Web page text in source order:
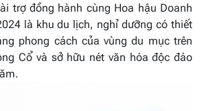
trợ đồng hành cùng Hoa hậu Doanh
là khu du lịch, nghỉ dưỡng có thiết
phong cách của vùng du mục trên
Cổ và sở hữu nét văn hóa độc đáo